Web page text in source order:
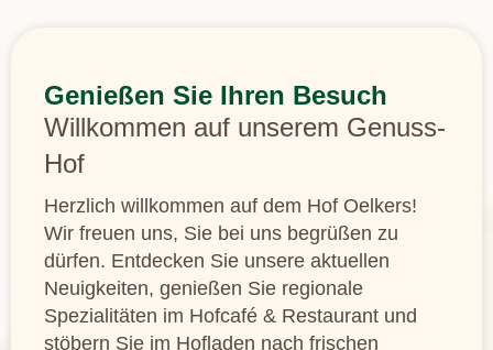
Genießen Sie Ihren Besuch
Willkommen auf unserem Genuss-
Hof
Herzlich willkommen auf dem Hof Oelkers!
Wir freuen uns, Sie bei uns begrüßen zu
dürfen. Entdecken Sie unsere aktuellen
Neuigkeiten, genießen Sie regionale
Spezialitäten im Hofcafé & Restaurant und
stöbern Sie im Hofladen nach frischen